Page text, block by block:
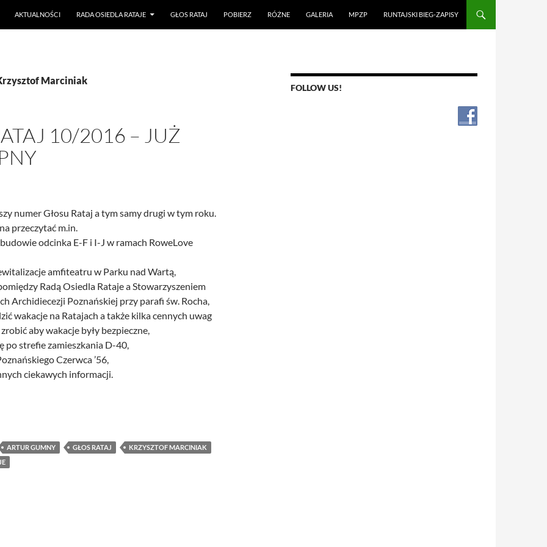
AKTUALNOŚCI RADA OSIEDLA RATAJE GŁOS RATAJ POBIERZ RÓŻNE GALERIA MPZP RUNTAJSKI BIEG-ZAPISY
Marciniak
10/2016 – JUŻ
numer Głosu Rataj a tym samy drugi w tym roku.
przeczytać m.in.
odcinka E-F i I-J w ramach RoweLove
amfiteatru w Parku nad Wartą,
Radą Osiedla Rataje a Stowarzyszeniem
Archidiecezji Poznańskiej przy parafi św. Rocha,
wakacje na Ratajach a także kilka cennych uwag
aby wakacje były bezpieczne,
po strefie zamieszkania D-40,
Czerwca ’56,
ciekawych informacji.
Rataj 10/2016 – już dostępny
ARTUR GUMNY GŁOS RATAJ
KRZYSZTOF MARCINIAK
FOLLOW US!